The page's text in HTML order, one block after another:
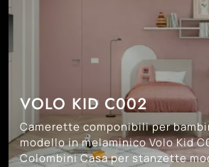
VOLO KID C002
Camerette componibili per
modello in melaminico Volo Kid
Colombini Casa per stanzette